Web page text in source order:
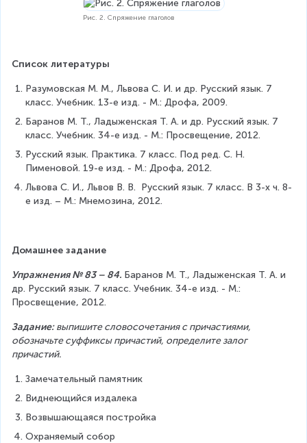
Рис. 2. Спряжение глаголов
Список литературы
Разумовская М. М., Львова С. И. и др. Русский язык. 7
класс. Учебник. 13-е изд. - М.: Дрофа, 2009.
Баранов М. Т., Ладыженская Т. А. и др. Русский язык. 7
класс. Учебник. 34-е изд. - М.: Просвещение, 2012.
Русский язык. Практика. 7 класс. Под ред. С. Н.
Пименовой. 19-е изд. - М.: Дрофа, 2012.
Львова С. И., Львов В. В.  Русский язык. 7 класс. В 3-х ч. 8-
е изд. – М.: Мнемозина, 2012.
Домашнее задание
Упражнения № 83 – 84. Баранов М. Т., Ладыженская Т. А. и
др. Русский язык. 7 класс. Учебник. 34-е изд. - М.:
Просвещение, 2012.
Задание: выпишите словосочетания с причастиями,
обозначьте суффиксы причастий, определите залог
причастий.
Замечательный памятник
Виднеющийся издалека
Возвышающаяся постройка
Охраняемый собор